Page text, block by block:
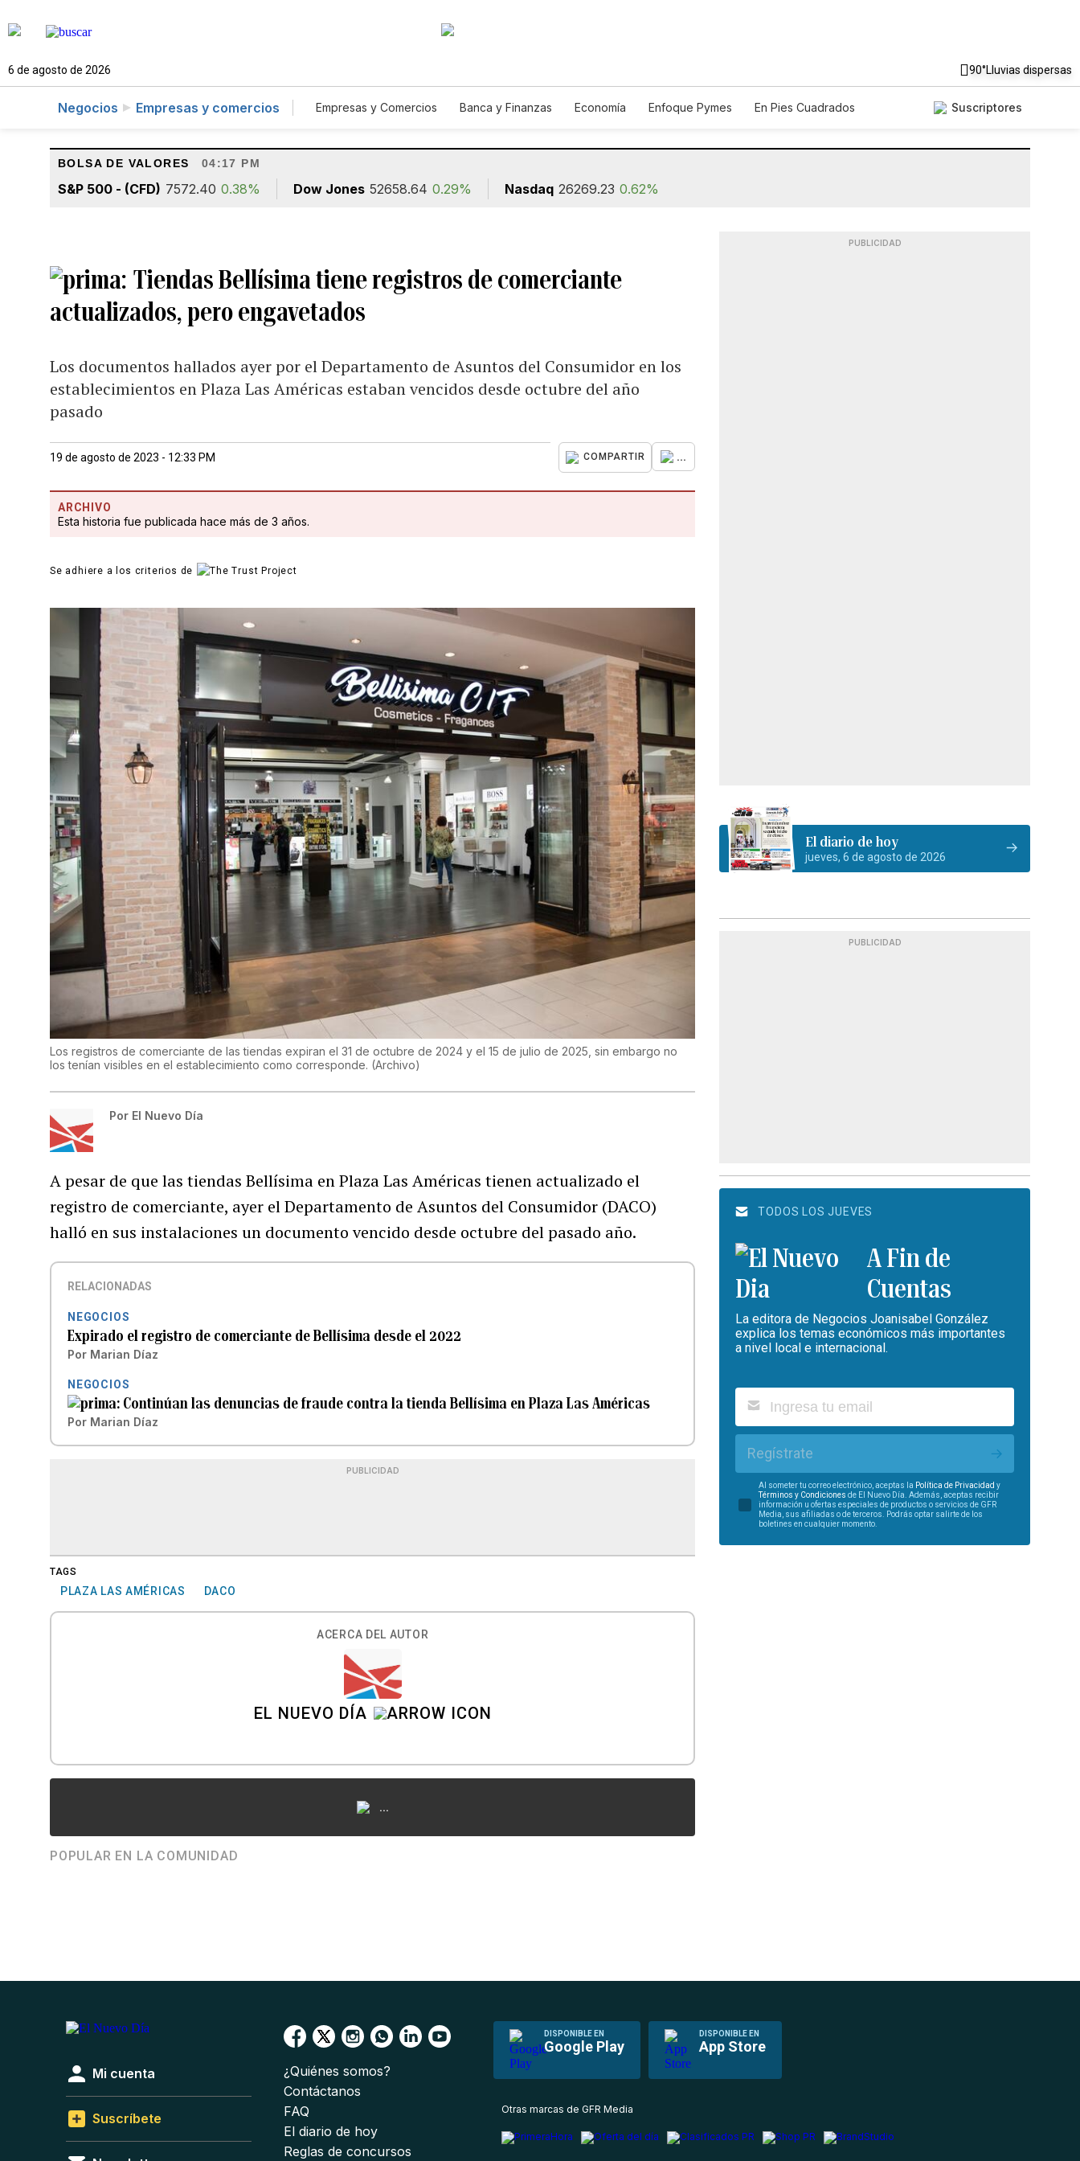
6 de agosto de 2026 90°Lluvias dispersas
Negocios Empresas y comercios Empresas y Comercios Banca y Finanzas Economía Enfoque Pymes
En Pies Cuadrados
Suscriptores
BOLSA DE VALORES 04:17 PM
S&P 500 - (CFD) 7572.40 0.38% Dow Jones 52658.64 0.29% Nasdaq 26269.23 0.62%
Tiendas Bellísima tiene registros de comerciante
actualizados, pero engavetados
Los documentos hallados ayer por el Departamento de Asuntos del Consumidor en los
establecimientos en Plaza Las Américas estaban vencidos desde octubre del año
pasado
19 de agosto de 2023 - 12:33 PM COMPARTIR ...
ARCHIVO
Esta historia fue publicada hace más de 3 años.
Se adhiere a los criterios de
Los registros de comerciante de las tiendas expiran el 31 de octubre de 2024 y el 15 de julio de 2025, sin embargo no
los tenían visibles en el establecimiento como corresponde. (Archivo)
Por El Nuevo Día
A pesar de que las tiendas Bellísima en Plaza Las Américas tienen actualizado el
registro de comerciante, ayer el Departamento de Asuntos del Consumidor (DACO)
halló en sus instalaciones un documento vencido desde octubre del pasado año.
RELACIONADAS
NEGOCIOS
Expirado el registro de comerciante de Bellísima desde el 2022
Por Marian Díaz
NEGOCIOS
Continúan las denuncias de fraude contra la tienda Bellísima en Plaza Las Américas
Por Marian Díaz
PUBLICIDAD
TAGS
PLAZA LAS AMÉRICAS DACO
ACERCA DEL AUTOR
EL NUEVO DÍA
...
POPULAR EN LA COMUNIDAD
PUBLICIDAD
El diario de hoy
jueves, 6 de agosto de 2026
PUBLICIDAD
TODOS LOS JUEVES
A Fin de
Cuentas
La editora de Negocios Joanisabel González
explica los temas económicos más importantes
a nivel local e internacional.
Regístrate
Al someter tu correo electrónico, aceptas la Política de Privacidad y
Términos y Condiciones de El Nuevo Día. Además, aceptas recibir
información u ofertas especiales de productos o servicios de GFR
Media, sus afiliadas o de terceros. Podrás optar salirte de los
boletines en cualquier momento.
DISPONIBLE EN
Google Play
DISPONIBLE EN
App Store
Mi cuenta
Suscríbete
¿Quiénes somos?
Contáctanos
FAQ
El diario de hoy
Reglas de concursos
Otras marcas de GFR Media